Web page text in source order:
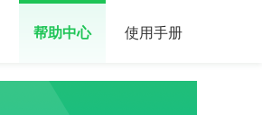
帮助中心 使用手册